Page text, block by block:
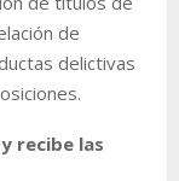
de
delictivas
recibe las